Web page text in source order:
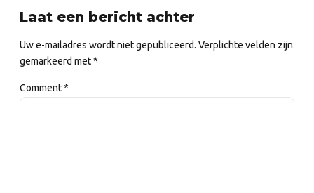
Laat een bericht achter
Uw e-mailadres wordt niet gepubliceerd. Verplichte velden zijn
gemarkeerd met *
Comment*